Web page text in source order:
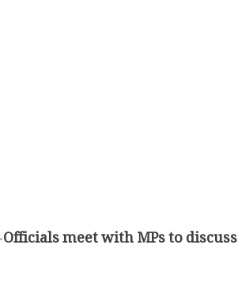
Officials meet with MPs to discuss